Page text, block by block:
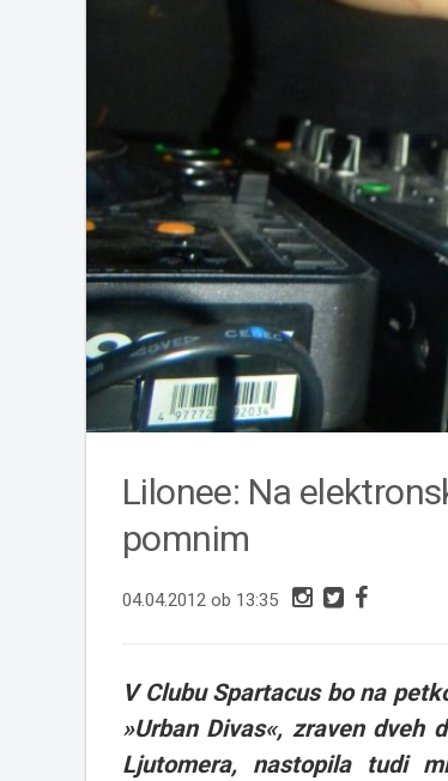
Lilonee: Na
pomnim
04.04.2012 ob 13:35
V Clubu Spartacus bo na
»Urban Divas«, zraven
Ljutomera, nastopila tudi